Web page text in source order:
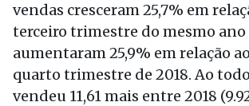
vendas cresceram 25,7% em
terceiro trimestre do mesmo ano
aumentaram 25,9% em relação ao
quarto trimestre de 2018. Ao
vendeu 11,61 mais entre 2018